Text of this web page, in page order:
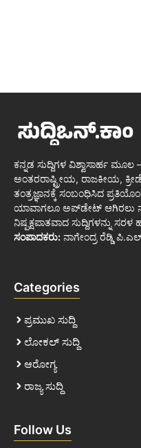
ಕನ್ನಡ ಸುದ್ದಿಗಳ ವಿಶ್ವಾಸಾರ್ಹ ಮೂಲ
ಅಂತರರಾಷ್ಟ್ರೀಯ, ರಾಜಕೀಯ,
ತಂತ್ರಜ್ಞಾನಕ್ಕೆ ಸಂಬಂಧಿಸಿದ
ಯಾವಾಗಲೂ ಅಪ್‌ಡೇಟ್ ಆಗಿರಲು
ನಿಷ್ಪಕ್ಷಪಾತವಾದ ಸುದ್ದಿಗಳನ್ನು
ಸಂಪಾದಕರು: ನಾಗೇಂದ್ರ ರೆಡ್ಡಿ
Categories
ಪ್ರಮುಖ ಸುದ್ದಿ
ಲೋಕಲ್ ಸುದ್ದಿ
ಆರೋಗ್ಯ
ರಾಜ್ಯ ಸುದ್ದಿ
Follow Us